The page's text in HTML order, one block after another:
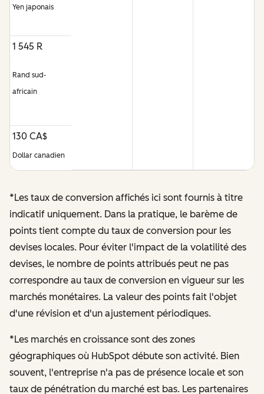
Yen japonais
1 545 R
Rand sud-
africain
130 CA$
Dollar canadien
*Les taux de conversion affichés ici sont fournis à titre
indicatif uniquement. Dans la pratique, le barème de
points tient compte du taux de conversion pour les
devises locales. Pour éviter l'impact de la volatilité des
devises, le nombre de points attribués peut ne pas
correspondre au taux de conversion en vigueur sur les
marchés monétaires. La valeur des points fait l'objet
d'une révision et d'un ajustement périodiques.
*Les marchés en croissance sont des zones
géographiques où HubSpot débute son activité. Bien
souvent, l'entreprise n'a pas de présence locale et son
taux de pénétration du marché est bas. Les partenaires